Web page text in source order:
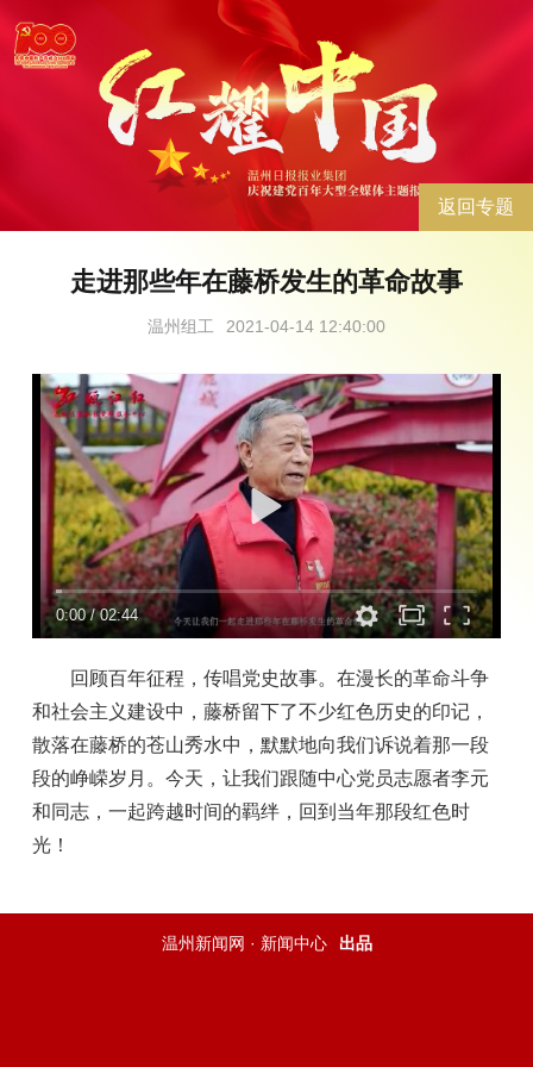
返回专题
走进那些年在藤桥发生的革命故事
温州组工 2021-04-14 12:40:00
0:00/02:44
回顾百年征程，传唱党史故事。在漫长的革命斗争
和社会主义建设中，藤桥留下了不少红色历史的印记，
散落在藤桥的苍山秀水中，默默地向我们诉说着那一段
段的峥嵘岁月。今天，让我们跟随中心党员志愿者李元
和同志，一起跨越时间的羁绊，回到当年那段红色时
光！
温州新闻网 · 新闻中心 出品